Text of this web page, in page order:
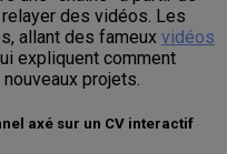
des vidéos. Les
allant des fameux vidéos
expliquent comment
projets.
axé sur un CV interactif